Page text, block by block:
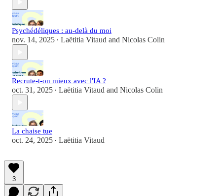
Psychédéliques : au-delà du moi
nov. 14, 2025 • Laëtitia Vitaud and Nicolas Colin
Recrute-t-on mieux avec l'IA ?
oct. 31, 2025 • Laëtitia Vitaud and Nicolas Colin
La chaise tue
oct. 24, 2025 • Laëtitia Vitaud
3